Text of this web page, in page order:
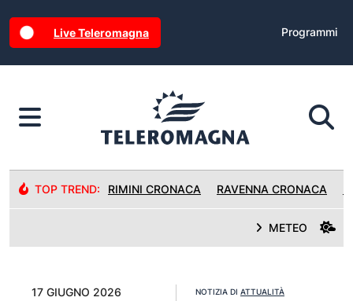
Live Teleromagna Programmi
TOP TREND: RIMINI CRONACA RAVENNA CRONACA
METEO
17 GIUGNO 2026
NOTIZIA DI ATTUALITÀ